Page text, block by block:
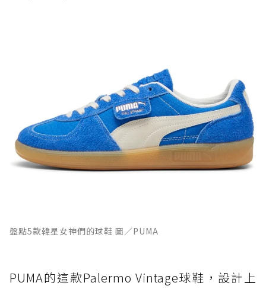
盤點5款韓星女神們的球鞋 圖／PUMA
PUMA的這款Palermo Vintage球鞋，設計上